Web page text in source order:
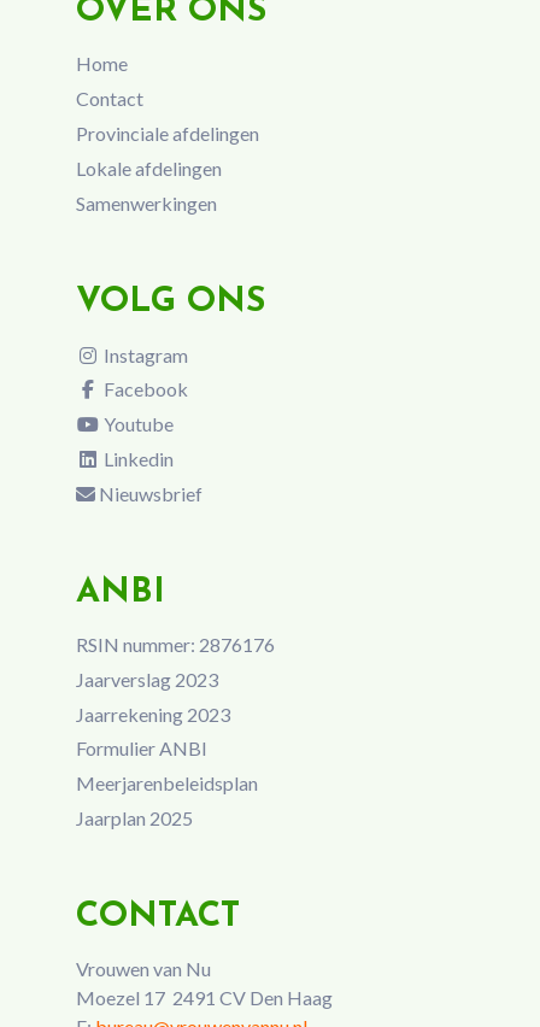
OVER ONS
Home
Contact
Provinciale afdelingen
Lokale afdelingen
Samenwerkingen
VOLG ONS
Instagram
Facebook
Youtube
Linkedin
Nieuwsbrief
ANBI
RSIN nummer: 2876176
Jaarverslag 2023
Jaarrekening 2023
Formulier ANBI
Meerjarenbeleidsplan
Jaarplan 2025
CONTACT
Vrouwen van Nu
Moezel 17 2491 CV Den Haag